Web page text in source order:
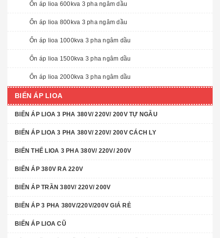
Ổn áp lioa 600kva 3 pha ngâm dầu
Ổn áp lioa 800kva 3 pha ngâm dầu
Ổn áp lioa 1000kva 3 pha ngâm dầu
Ổn áp lioa 1500kva 3 pha ngâm dầu
Ổn áp lioa 2000kva 3 pha ngâm dầu
BIẾN ÁP LIOA
BIẾN ÁP LIOA 3 PHA 380V/ 220V/ 200V TỰ NGẪU
BIẾN ÁP LIOA 3 PHA 380V/ 220V/ 200V CÁCH LY
BIẾN THẾ LIOA 3 PHA 380V/ 220V/ 200V
BIẾN ÁP 380V RA 220V
BIẾN ÁP TRẦN 380V/ 220V/ 200V
BIẾN ÁP 3 PHA 380V/220V/200V GIÁ RẺ
BIẾN ÁP LIOA CŨ